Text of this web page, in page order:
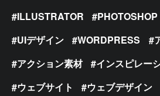
ILLUSTRATOR
PHOTOSHOP
UIデザイン
WORDPRESS
アクション素材
インスピレー
ウェブサイト
ウェブデザイン